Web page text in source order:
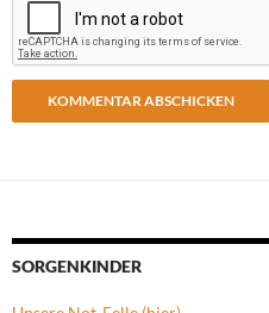
SORGENKINDER